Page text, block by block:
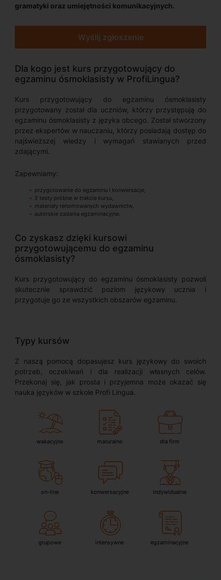
gramatyki oraz umiejętności komunikacyjnych.
Wyślij zgłoszenie
Dla kogo jest kurs przygotowujący do
egzaminu ósmoklasisty w ProfiLingua?
Kurs przygotowujący do egzaminu ósmoklasisty
przygotowany został dla uczniów, którzy przystępują do
egzaminu ósmoklasisty z języka obcego. Został stworzony
przez ekspertów w nauczaniu, którzy posiadają dostęp do
najświeższej wiedzy i wymagań stawianych przed
zdającymi.
Zapewniamy:
przygotowanie do egzaminu i konwersacje,
2 testy próbne w trakcie kursu,
materiały renomowanych wydawnictw,
autorskie zadania egzaminacyjne.
Co zyskasz dzięki kursowi
przygotowującemu do egzaminu
ósmoklasisty?
Kurs przygotowujący do egzaminu ósmoklasisty pozwoli
skutecznie sprawdzić poziom językowy ucznia i
przygotuje go ze wszystkich obszarów egzaminu.
Typy kursów
Z naszą pomocą dopasujesz kurs językowy do swoich
potrzeb, oczekiwań i dla realizacji własnych celów.
Przekonaj się, jak prosta i przyjemna może okazać się
nauka języków w szkole Profi Lingua.
wakacyjne maturalne dla firm
on-line konwersacyjne indywidualne
grupowe intensywne egzaminacyjne